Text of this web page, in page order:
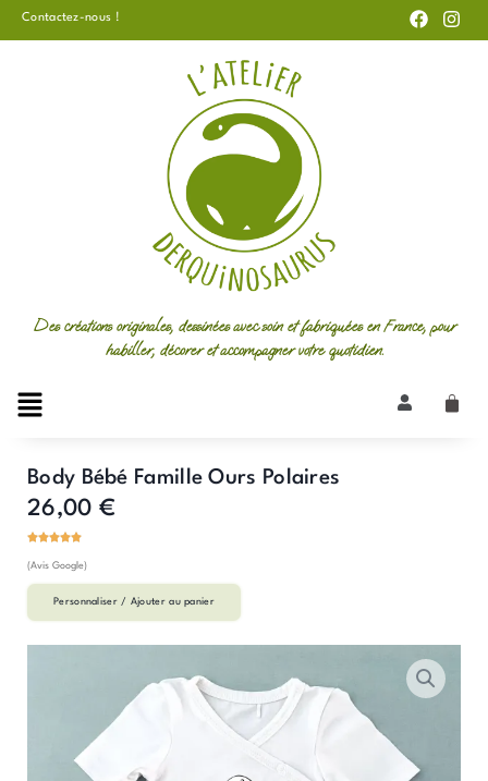
Aller
Contactez-nous !
a
c
n
s
Des créations originales, dessinées avec soin et fabriquées en France, pour
habiller, décorer et accompagner votre quotidien.
Body Bébé Famille Ours Polaires
26,00 €
(Avis Google)
Personnaliser / Ajouter au panier